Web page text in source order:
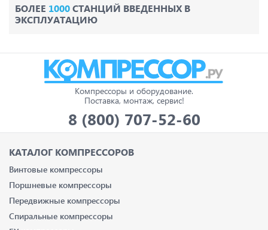
БОЛЕЕ 1000СТАНЦИЙ ВВЕДЕННЫХ В
ЭКСПЛУАТАЦИЮ
Компрессоры и оборудование.
Поставка, монтаж, сервис!
8 (800) 707-52-60
КАТАЛОГ КОМПРЕССОРОВ
Винтовые компрессоры
Поршневые компрессоры
Передвижные компрессоры
Спиральные компрессоры